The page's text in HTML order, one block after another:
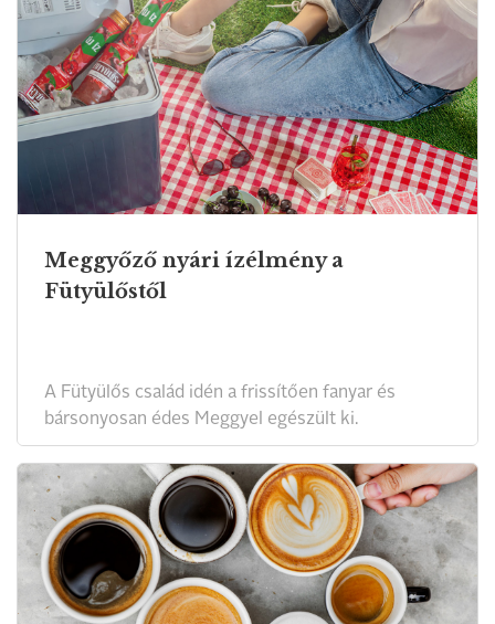
Meggyőző nyári ízélmény a
Fütyülőstől
A Fütyülős család idén a frissítően fanyar és
bársonyosan édes Meggyel egészült ki.